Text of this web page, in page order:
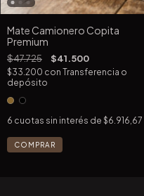
Mate Camionero Copita
Premium
$47.725 $41.500
$33.200 con Transferencia o
depósito
6 cuotas sin interés de $6.916,67
COMPRAR